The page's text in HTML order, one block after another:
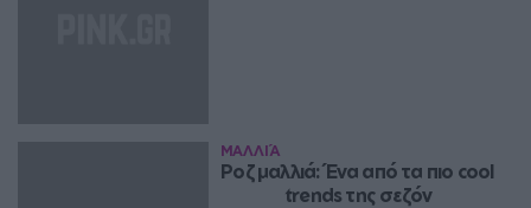
ΜΑΛΛΙΆ
Ροζ μαλλιά: Ένα από τα πιο cool
trends της σεζόν